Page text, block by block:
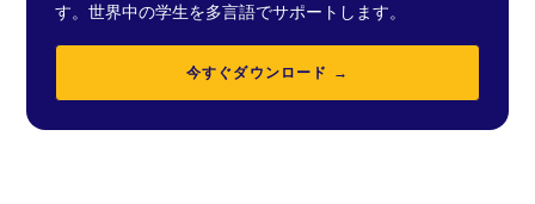
す。世界中の学生を多言語でサポートします。
今すぐダウンロード →